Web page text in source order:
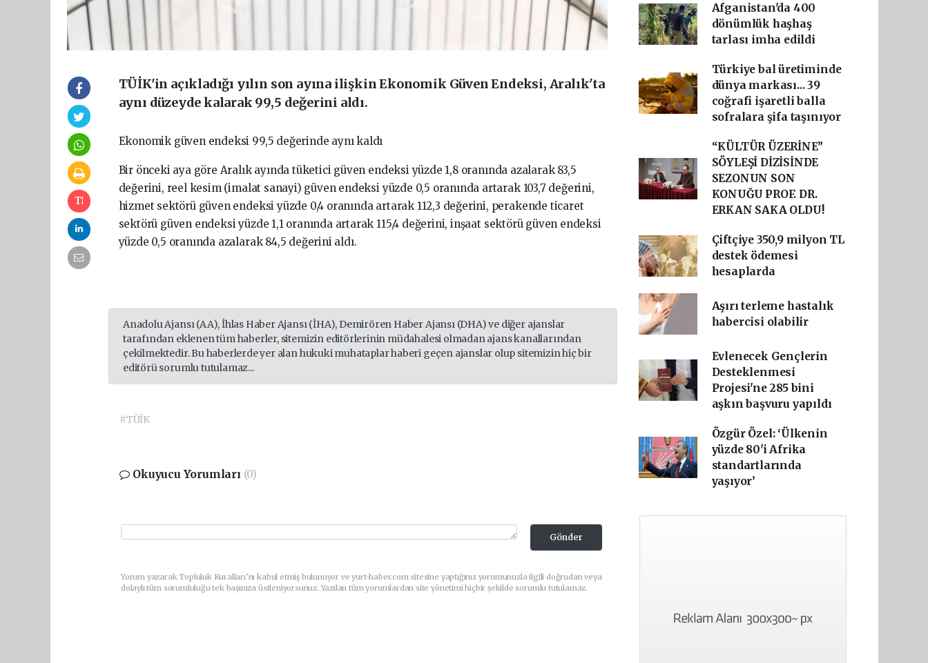
TÜİK'in açıkladığı yılın son ayına ilişkin Ekonomik Güven Endeksi, Aralık'ta
aynı düzeyde kalarak 99,5 değerini aldı.
Ekonomik güven endeksi 99,5 değerinde aynı kaldı
Bir önceki aya göre Aralık ayında tüketici güven endeksi yüzde 1,8 oranında azalarak 83,5
değerini, reel kesim (imalat sanayi) güven endeksi yüzde 0,5 oranında artarak 103,7 değerini,
hizmet sektörü güven endeksi yüzde 0,4 oranında artarak 112,3 değerini, perakende ticaret
sektörü güven endeksi yüzde 1,1 oranında artarak 115,4 değerini, inşaat sektörü güven endeksi
yüzde 0,5 oranında azalarak 84,5 değerini aldı.
Anadolu Ajansı (AA), İhlas Haber Ajansı (İHA), Demirören Haber Ajansı (DHA) ve diğer ajanslar
tarafından eklenen tüm haberler, sitemizin editörlerinin müdahalesi olmadan ajans kanallarından
çekilmektedir. Bu haberlerde yer alan hukuki muhataplar haberi geçen ajanslar olup sitemizin hiç bir
editörü sorumlu tutulamaz...
#TÜİK
Okuyucu Yorumları (0)
Gönder
Yorum yazarak Topluluk Kuralları’nı kabul etmiş bulunuyor ve yurt-haber.com sitesine yaptığınız yorumunuzla ilgili doğrudan veya
dolaylı tüm sorumluluğu tek başınıza üstleniyorsunuz. Yazılan tüm yorumlardan site yönetimi hiçbir şekilde sorumlu tutulamaz.
Afganistan'da 400
dönümlük haşhaş
tarlası imha edildi
Türkiye bal üretiminde
dünya markası... 39
coğrafi işaretli balla
sofralara şifa taşınıyor
“KÜLTÜR ÜZERİNE”
SÖYLEŞİ DİZİSİNDE
SEZONUN SON
KONUĞU PROF. DR.
ERKAN SAKA OLDU!
Çiftçiye 350,9 milyon TL
destek ödemesi
hesaplarda
Aşırı terleme hastalık
habercisi olabilir
Evlenecek Gençlerin
Desteklenmesi
Projesi'ne 285 bini
aşkın başvuru yapıldı
Özgür Özel: ‘Ülkenin
yüzde 80'i Afrika
standartlarında
yaşıyor’